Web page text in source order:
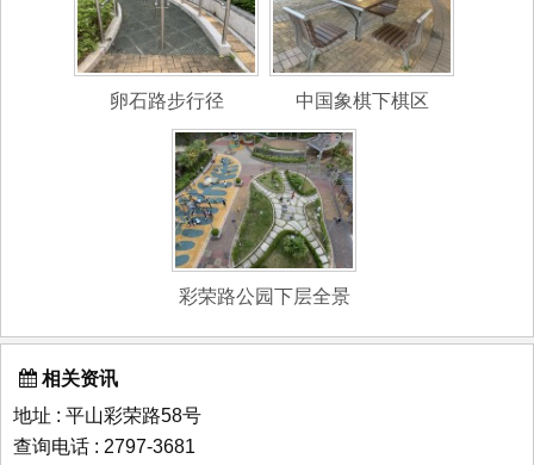
卵石路步行径 中国象棋下棋区
彩荣路公园下层全景
相关资讯
地址 : 平山彩荣路58号
查询电话 : 2797-3681